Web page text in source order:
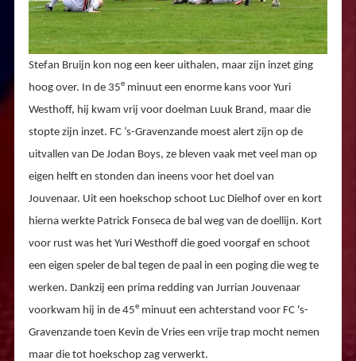
Stefan Bruijn kon nog een keer uithalen, maar zijn inzet ging
hoog over. In de 35e minuut een enorme kans voor Yuri
Westhoff, hij kwam vrij voor doelman Luuk Brand, maar die
stopte zijn inzet. FC ’s-Gravenzande moest alert zijn op de
uitvallen van De Jodan Boys, ze bleven vaak met veel man op
eigen helft en stonden dan ineens voor het doel van
Jouvenaar. Uit een hoekschop schoot Luc Dielhof over en kort
hierna werkte Patrick Fonseca de bal weg van de doellijn. Kort
voor rust was het Yuri Westhoff die goed voorgaf en schoot
een eigen speler de bal tegen de paal in een poging die weg te
werken. Dankzij een prima redding van Jurrian Jouvenaar
voorkwam hij in de 45e minuut een achterstand voor FC 's-
Gravenzande toen Kevin de Vries een vrije trap mocht nemen
maar die tot hoekschop zag verwerkt.